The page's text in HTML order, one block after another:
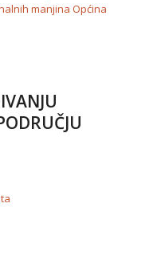
manjina Općina